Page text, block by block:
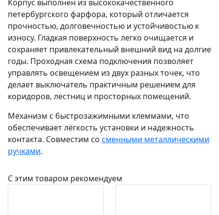
Корпус выполнен из высококачественного
петербургского фарфора, который отличается
прочностью, долговечностью и устойчивостью к
износу. Гладкая поверхность легко очищается и
сохраняет привлекательный внешний вид на долгие
годы. Проходная схема подключения позволяет
управлять освещением из двух разных точек, что
делает выключатель практичным решением для
коридоров, лестниц и просторных помещений.
Механизм с быстрозажимными клеммами, что
обеспечивает лёгкость установки и надежность
контакта. Совместим со сменными металлическими
ручками.
С этим товаром рекомендуем